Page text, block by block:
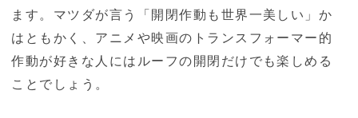
ます。マツダが言う「開閉作動も世界一美しい」か
はともかく、アニメや映画のトランスフォーマー的
作動が好きな人にはルーフの開閉だけでも楽しめる
ことでしょう。